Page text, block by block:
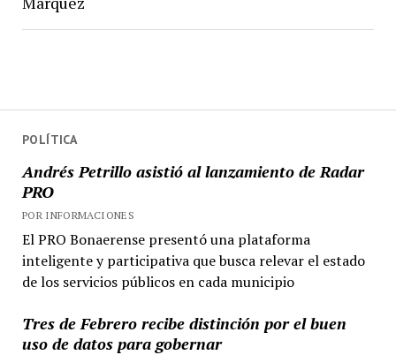
POLÍTICA
Andrés Petrillo asistió al lanzamiento de Radar
PRO
POR INFORMACIONES
El PRO Bonaerense presentó una plataforma
inteligente y participativa que busca relevar el estado
de los servicios públicos en cada municipio
Tres de Febrero recibe distinción por el buen
uso de datos para gobernar